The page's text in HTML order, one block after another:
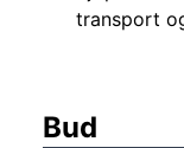
transport
Bud